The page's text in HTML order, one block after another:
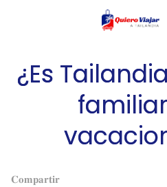
¿Es
𝐂𝐨𝐦𝐩𝐚𝐫𝐭𝐢𝐫